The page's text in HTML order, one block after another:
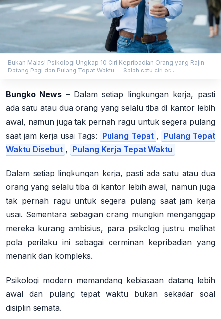
Bukan Malas! Psikologi Ungkap 10 Ciri Kepribadian Orang yang Rajin
Datang Pagi dan Pulang Tepat Waktu — Salah satu ciri or...
Bungko News– Dalam setiap lingkungan kerja, pasti
ada satu atau dua orang yang selalu tiba di kantor lebih
awal, namun juga tak pernah ragu untuk segera pulang
saat jam kerja usai Tags: Pulang Tepat , Pulang Tepat
Waktu Disebut , Pulang Kerja Tepat Waktu
Dalam setiap lingkungan kerja, pasti ada satu atau dua
orang yang selalu tiba di kantor lebih awal, namun juga
tak pernah ragu untuk segera pulang saat jam kerja
usai. Sementara sebagian orang mungkin menganggap
mereka kurang ambisius, para psikolog justru melihat
pola perilaku ini sebagai cerminan kepribadian yang
menarik dan kompleks.
Psikologi modern memandang kebiasaan datang lebih
awal dan pulang tepat waktu bukan sekadar soal
disiplin semata.